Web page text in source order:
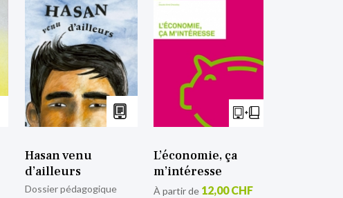
Hasan venu
d’ailleurs
Dossier pédagogique
L’économie, ça
m’intéresse
À partir de 12,00 CHF